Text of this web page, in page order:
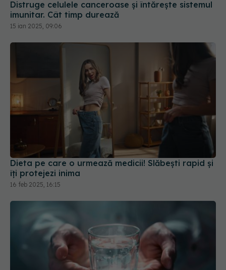
15 ian 2025, 09:06
Dieta pe care o urmează medicii! Slăbești rapid și
îți protejezi inima
16 feb 2025, 16:15